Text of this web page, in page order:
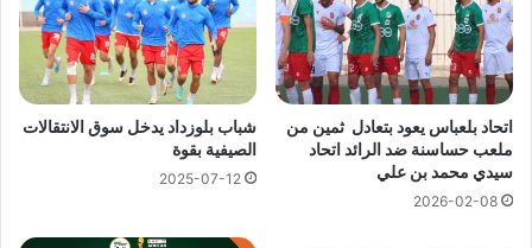
اتحاد بلعباس يعود بتعادل ثمين من
ملعب حساسنة ضد الرائد اتحاد
سيدي محمد بن علي
2026-02-08
شباب بلوزداد يدخل سوق الانتقالات
الصيفية بقوة
2025-07-12